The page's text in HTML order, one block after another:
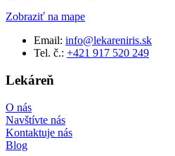
Zobraziť na mape
Email: info@lekareniris.sk
Tel. č.: +421 917 520 249
Lekáreň
O nás
Navštívte nás
Kontaktuje nás
Blog